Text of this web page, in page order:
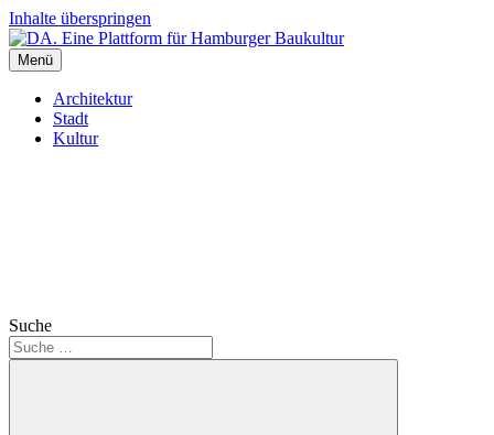
Inhalte überspringen
DA. Eine Plattform für Hamburger Baukultur
Menü
Architektur
Stadt
Kultur
Suche